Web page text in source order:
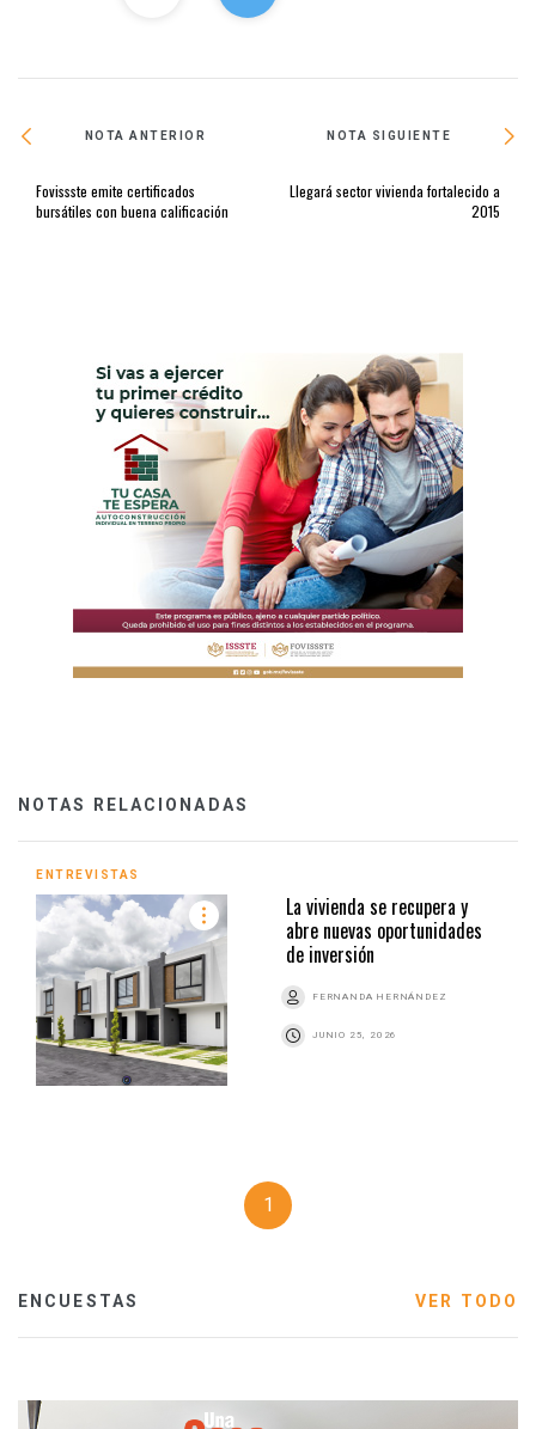
NOTA ANTERIOR
Fovissste emite certificados
bursátiles con buena calificación
NOTA SIGUIENTE
Llegará sector vivienda fortalecido a
2015
NOTAS RELACIONADAS
ENTREVISTAS
La vivienda se recupera y
abre nuevas oportunidades
de inversión
FERNANDA HERNÁNDEZ
JUNIO 25, 2026
1
ENCUESTAS VER TODO